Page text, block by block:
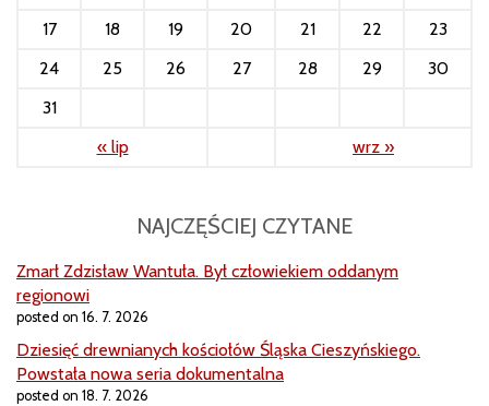
17
18 19 20 21 22
23
24
25 26 27 28 29
30
31
« lip
wrz »
NAJCZĘŚCIEJ CZYTANE
Zmarł Zdzisław Wantuła. Był człowiekiem oddanym
regionowi
posted on 16. 7. 2026
Dziesięć drewnianych kościołów Śląska Cieszyńskiego.
Powstała nowa seria dokumentalna
posted on 18. 7. 2026